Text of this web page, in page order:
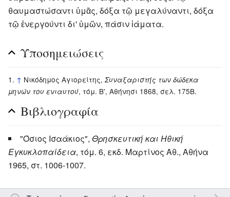
θαυμαστώσαντι ὑμᾶς, δόξα τῷ μεγαλύναντι, δόξα
τῷ ἐνεργούντι δι' ὑμῶν, πάσιν ἰάματα.
Υποσημειώσεις
↑ Νικόδημος Αγιορείτης,Συναξαριστής των δώδεκα
μηνών του ενιαυτού, τόμ. Β', Αθήνησι 1868, σελ. 175Β.
Βιβλιογραφία
"Όσιος Ισαάκιος", Θρησκευτική και Ηθική
Εγκυκλοπαίδεια, τόμ. 6, εκδ. Μαρτίνος Αθ., Αθήνα
1965, στ. 1006-1007.